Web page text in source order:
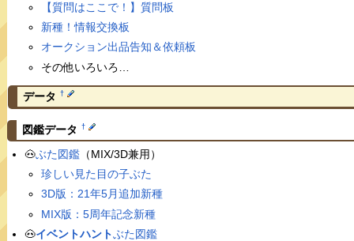
【質問はここで！】質問板
新種！情報交換板
オークション出品告知＆依頼板
その他いろいろ…
データ †
図鑑データ †
🐽ぶた図鑑（MIX/3D兼用）
珍しい見た目の子ぶた
3D版：21年5月追加新種
MIX版：5周年記念新種
🐽イベントハントぶた図鑑